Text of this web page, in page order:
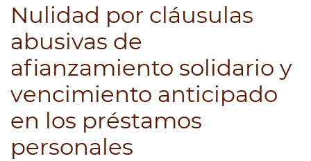
Nulidad por cláusulas
abusivas de
afianzamiento solidario y
vencimiento anticipado
en los préstamos
personales